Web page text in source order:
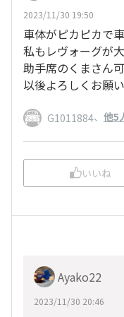
2023/11/30 19:50
車体がピカピカで
私もレヴォーグが
助手席のくまさん
以後よろしくお願
G1011884、 他5
いいね
Ayako22
2023/11/30 20:46